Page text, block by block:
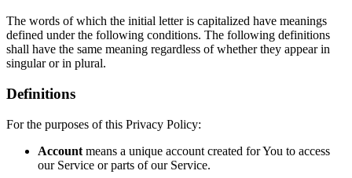
The words of which the initial letter is capitalized have meanings
defined under the following conditions. The following definitions
shall have the same meaning regardless of whether they appear in
singular or in plural.
Definitions
For the purposes of this Privacy Policy:
Account means a unique account created for You to access
our Service or parts of our Service.